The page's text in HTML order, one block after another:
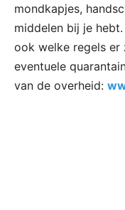
mondkapjes,
middelen bij je
ook welke regels er
eventuele
van de overheid: